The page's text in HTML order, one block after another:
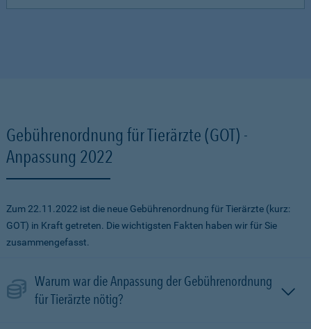
Gebührenordnung für Tierärzte (GOT) -
Anpassung 2022
Zum 22.11.2022 ist die neue Gebührenordnung für Tierärzte (kurz:
GOT) in Kraft getreten. Die wichtigsten Fakten haben wir für Sie
zusammengefasst.
Warum war die Anpassung der Gebührenordnung
für Tierärzte nötig?